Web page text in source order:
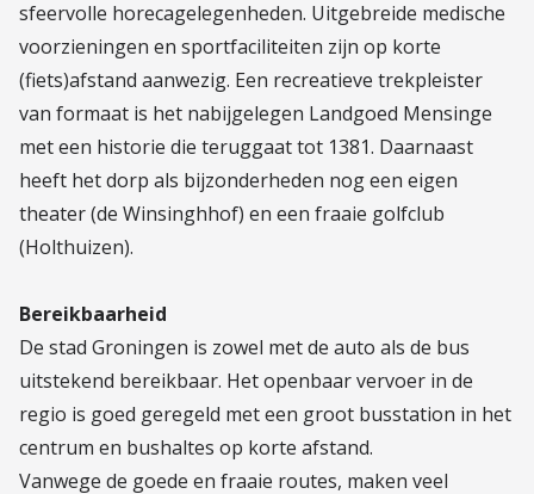
sfeervolle horecagelegenheden. Uitgebreide medische
voorzieningen en sportfaciliteiten zijn op korte
(fiets)afstand aanwezig. Een recreatieve trekpleister
van formaat is het nabijgelegen Landgoed Mensinge
met een historie die teruggaat tot 1381. Daarnaast
heeft het dorp als bijzonderheden nog een eigen
theater (de Winsinghhof) en een fraaie golfclub
(Holthuizen).
Bereikbaarheid
De stad Groningen is zowel met de auto als de bus
uitstekend bereikbaar. Het openbaar vervoer in de
regio is goed geregeld met een groot busstation in het
centrum en bushaltes op korte afstand.
Vanwege de goede en fraaie routes, maken veel